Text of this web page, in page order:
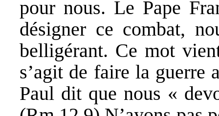
pour nous. Le Pape
désigner ce combat,
belligérant. Ce mot
s’agit de faire la guerre
Paul dit que nous «